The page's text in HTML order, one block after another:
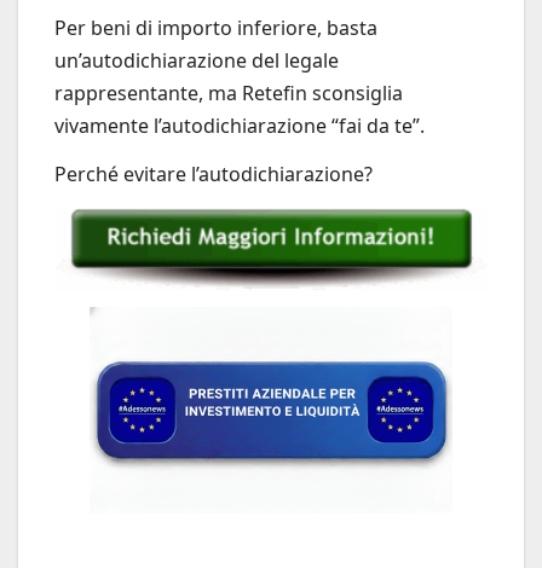
Per beni di importo inferiore, basta
un’autodichiarazione del legale
rappresentante, ma Retefin sconsiglia
vivamente l’autodichiarazione “fai da te”.
Perché evitare l’autodichiarazione?